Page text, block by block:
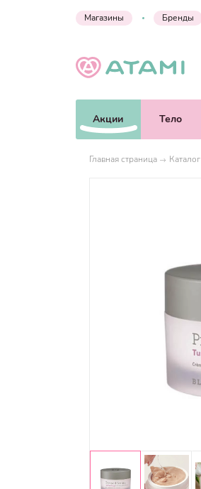
Магазины Бренды
Акции Тело
Главная страница Каталог